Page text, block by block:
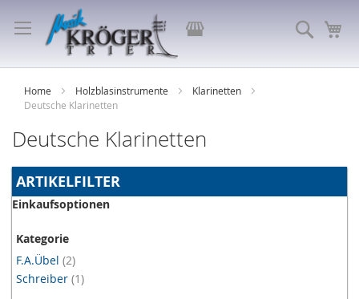
zum
Inhalt
Store
auswählen
Suche
Home Holzblasinstrumente
Klarinetten
Deutsche Klarinetten
Deutsche Klarinetten
ARTIKELFILTER
Einkaufsoptionen
Kategorie
F.A.Übel 2Artikel
Schreiber 1Artikel